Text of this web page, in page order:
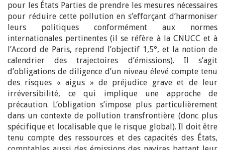
pour les États Parties de prendre les mesures nécessaires
pour réduire cette pollution en s’efforçant d’harmoniser
leurs politiques conformément aux normes
internationales pertinentes (il se réfère à la CNUCC et à
l’Accord de Paris, reprend l’objectif 1,5°, et la notion de
calendrier des trajectoires d’émissions). Il s’agit
d’obligations de diligence d’un niveau élevé compte tenu
des risques « aigus » de préjudice grave et de leur
irréversibilité, ce qui implique une approche de
précaution. L’obligation s’impose plus particulièrement
dans un contexte de pollution transfrontière (donc plus
spécifique et localisable que le risque global). Il doit être
tenu compte des ressources et des capacités des États,